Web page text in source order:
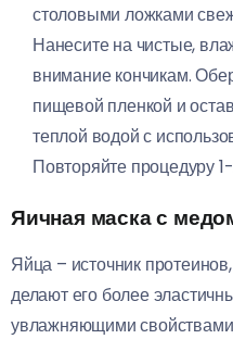
столовыми ложками
Нанесите на чистые,
внимание кончикам.
пищевой пленкой и
теплой водой с
Повторяйте процедуру
Яичная маска с
Яйца – источник
делают его более
увлажняющими